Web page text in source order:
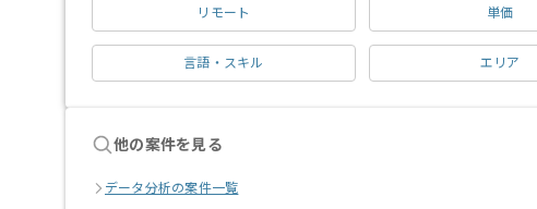
リモート 単価
言語・スキル エリア
他の案件を見る
データ分析の案件一覧